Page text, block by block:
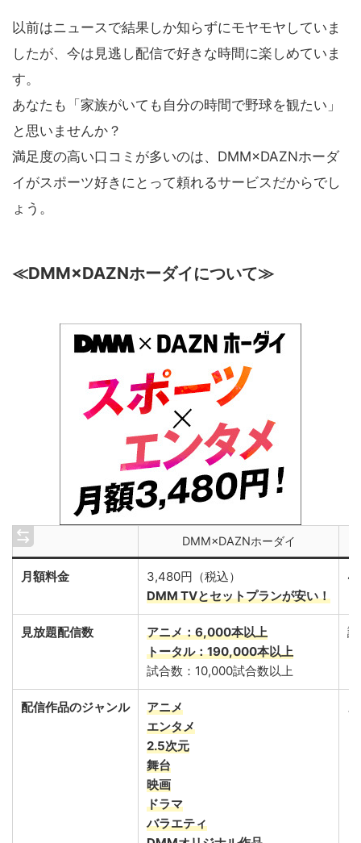
以前はニュースで結果しか知らずにモヤモヤしていま
したが、今は見逃し配信で好きな時間に楽しめていま
す。
あなたも「家族がいても自分の時間で野球を観たい」
と思いませんか？
満足度の高い口コミが多いのは、DMM×DAZNホーダ
イがスポーツ好きにとって頼れるサービスだからでし
ょう。
≪DMM×DAZNホーダイについて≫
DMM×DAZNホーダイ
月額料金
3,480円（税込）
DMM TVとセットプランが安い！
見放題配信数
アニメ：6,000本以上
トータル：190,000本以上
試合数：10,000試合数以上
配信作品のジャンル
アニメ
エンタメ
2.5次元
舞台
映画
ドラマ
バラエティ